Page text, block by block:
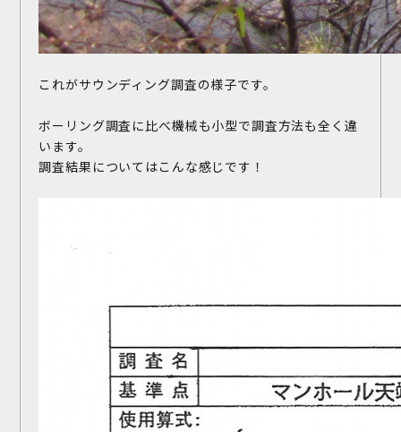
これがサウンディング調査の様子です。
ボーリング調査に比べ機械も小型で調査方法も全く違
います。
調査結果についてはこんな感じです！